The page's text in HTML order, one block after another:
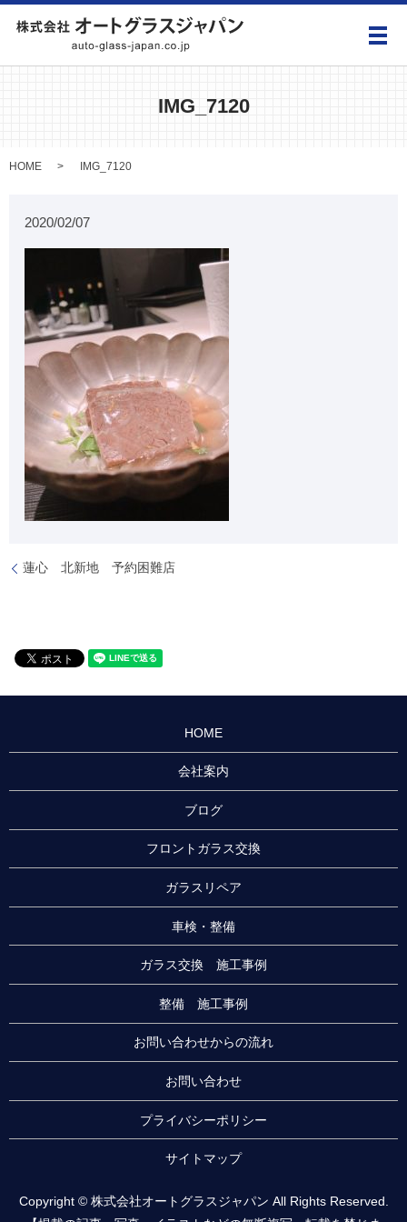
メ
IMG_7120
HOME IMG_7120
2020/02/07
蓮心 北新地 予約困難店
HOME
会社案内
ブログ
フロントガラス交換
ガラスリペア
車検・整備
ガラス交換 施工事例
整備 施工事例
お問い合わせからの流れ
お問い合わせ
プライバシーポリシー
サイトマップ
Copyright © 株式会社オートグラスジャパン All Rights Reserved.